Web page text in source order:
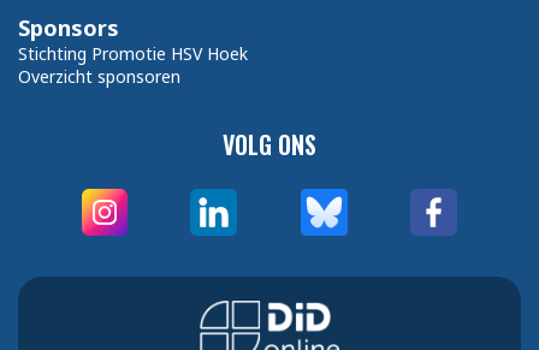
VOLG ONS
Sponsors
Stichting Promotie HSV Hoek
Overzicht sponsoren